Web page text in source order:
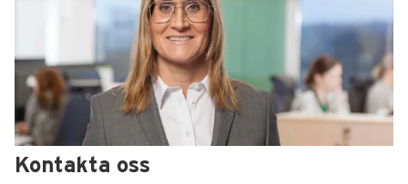
Kontakta oss